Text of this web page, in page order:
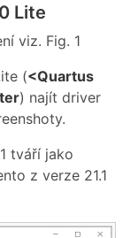
Lite
viz. Fig. 1
(<Quartus
) najít driver
tváří jako
z verze 21.1